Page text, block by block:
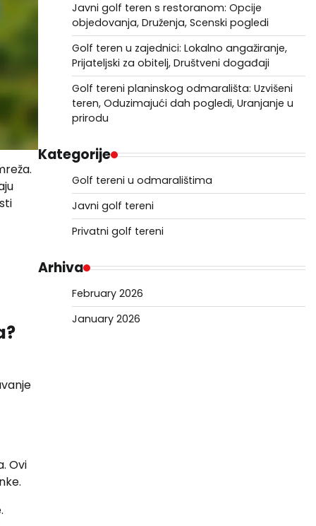
Ovi
Javni golf teren s restoranom: Opcije
objedovanja, Druženja, Scenski pogledi
Golf teren u zajednici: Lokalno angažiranje,
Prijateljski za obitelj, Društveni događaji
Golf tereni planinskog odmarališta: Uzvišeni
teren, Oduzimajući dah pogledi, Uranjanje u
prirodu
Kategorije
Golf tereni u odmaralištima
Javni golf tereni
Privatni golf tereni
Arhiva
February 2026
January 2026